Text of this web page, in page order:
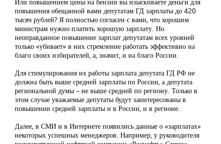
повышения обещанной вами депутатам ГД зарплаты до 420
тысяч рублей? Я полностью согласен с вами, что хорошим
министрам нужно платить хорошую зарплату. Но
неоправданное повышение зарплат депутатам всех уровней
только «убивает» в них стремление работать эффективно на
благо своих избирателей, а, значит, и на благо России.
Для стимулирования их работы зарплата депутата ГД РФ не
должна быть выше средней зарплаты по России, а депутата
региональной думы – не выше средней по региону. Только в
этом случае уважаемые депутаты будут заинтересованы в
повышении средней зарплаты и в России, и в регионе.
Далее, в СМИ и в Интернете появились данные о «зарплатах»
некоторых успешных менеджеров. Например, у руководителя